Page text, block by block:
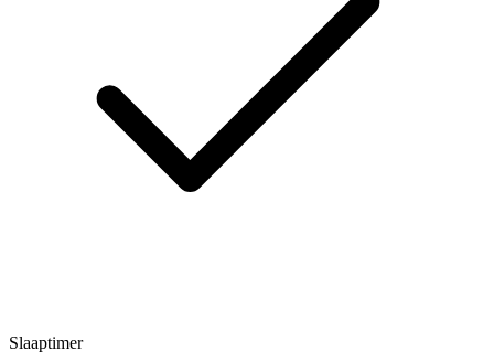
Slaaptimer